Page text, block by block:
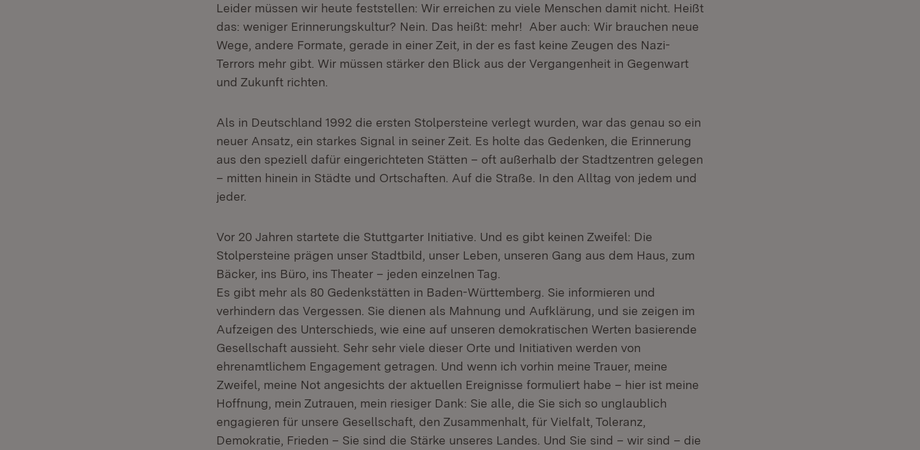
Leider müssen wir heute feststellen: Wir erreichen zu viele Menschen damit nicht. Heißt
das: weniger Erinnerungskultur? Nein. Das heißt: mehr! Aber auch: Wir brauchen neue
Wege, andere Formate, gerade in einer Zeit, in der es fast keine Zeugen des Nazi-
Terrors mehr gibt. Wir müssen stärker den Blick aus der Vergangenheit in Gegenwart
und Zukunft richten.
Als in Deutschland 1992 die ersten Stolpersteine verlegt wurden, war das genau so ein
neuer Ansatz, ein starkes Signal in seiner Zeit. Es holte das Gedenken, die Erinnerung
aus den speziell dafür eingerichteten Stätten – oft außerhalb der Stadtzentren gelegen
– mitten hinein in Städte und Ortschaften. Auf die Straße. In den Alltag von jedem und
jeder.
Vor 20 Jahren startete die Stuttgarter Initiative. Und es gibt keinen Zweifel: Die
Stolpersteine prägen unser Stadtbild, unser Leben, unseren Gang aus dem Haus, zum
Bäcker, ins Büro, ins Theater – jeden einzelnen Tag.
Es gibt mehr als 80 Gedenkstätten in Baden-Württemberg. Sie informieren und
verhindern das Vergessen. Sie dienen als Mahnung und Aufklärung, und sie zeigen im
Aufzeigen des Unterschieds, wie eine auf unseren demokratischen Werten basierende
Gesellschaft aussieht. Sehr sehr viele dieser Orte und Initiativen werden von
ehrenamtlichem Engagement getragen. Und wenn ich vorhin meine Trauer, meine
Zweifel, meine Not angesichts der aktuellen Ereignisse formuliert habe – hier ist meine
Hoffnung, mein Zutrauen, mein riesiger Dank: Sie alle, die Sie sich so unglaublich
engagieren für unsere Gesellschaft, den Zusammenhalt, für Vielfalt, Toleranz,
Demokratie, Frieden – Sie sind die Stärke unseres Landes. Und Sie sind – wir sind – die